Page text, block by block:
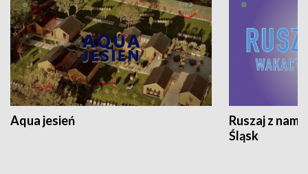
Aqua jesień
Ruszaj z
Śląsk